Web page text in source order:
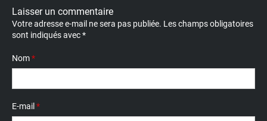
Laisser un commentaire
Votre adresse e-mail ne sera pas publiée. Les champs obligatoires
sont indiqués avec*
Nom*
E-mail *